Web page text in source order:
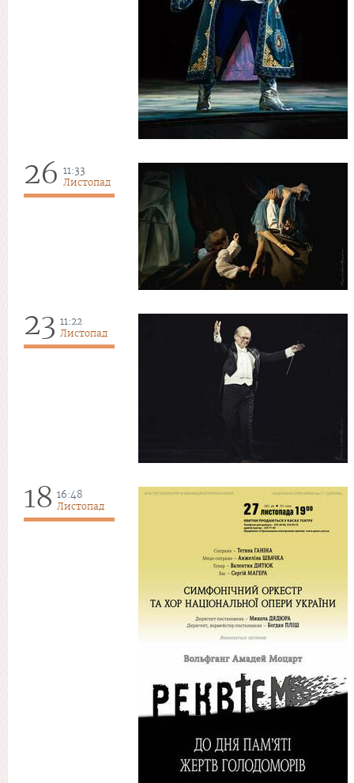
26 11:33
Листопад
23 11:22
Листопад
18 16:48
Листопад